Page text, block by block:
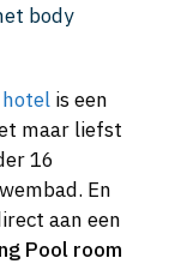
body
hotel is een
maar liefst
16
En
aan een
Pool room